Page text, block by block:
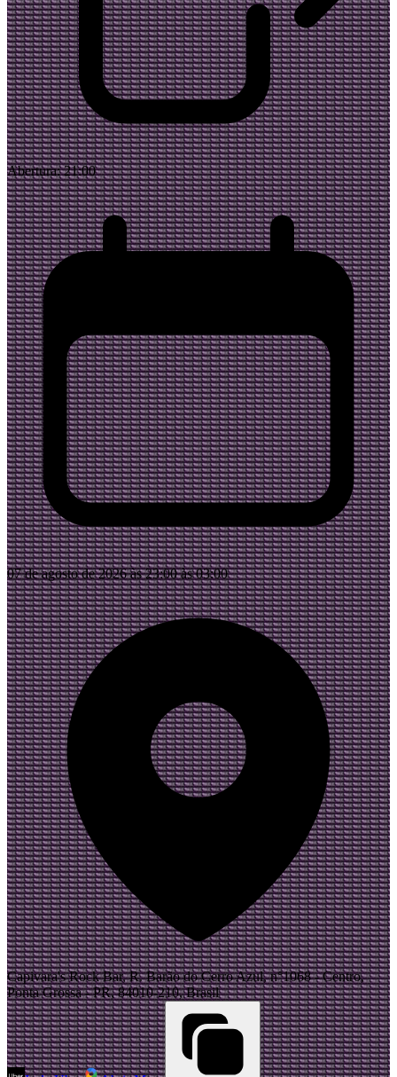
Abertura:21:00
07 de agosto de 2026 às 23:00 às 03:00
Capivara's Rock Bar, R. Barão do Cerro Azul, n°1068 - Centro,
Ponta Grossa - PR, 84010-210, Brasil